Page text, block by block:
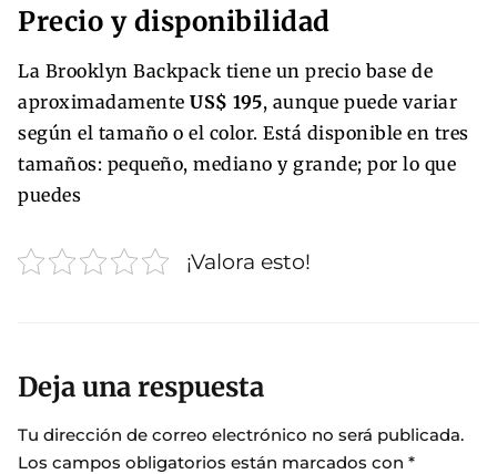
Precio y disponibilidad
La Brooklyn Backpack tiene un precio base de
aproximadamente US$ 195, aunque puede variar
según el tamaño o el color. Está disponible en tres
tamaños: pequeño, mediano y grande; por lo que
puedes
¡Valora esto!
Deja una respuesta
Tu dirección de correo electrónico no será publicada.
Los campos obligatorios están marcados con *